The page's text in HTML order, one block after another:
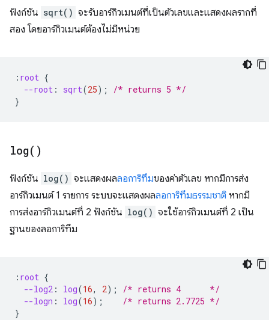
ฟังก์ชัน sqrt() จะรับอาร์กิวเมนต์ที่เป็นตัวเลขและแสดงผลรากที่
สอง โดยอาร์กิวเมนต์ต้องไม่มีหน่วย
: root {
--root : sqrt(25);
/* returns 5 */
}
log( )
ฟังก์ชัน log() จะแสดงผลลอการิทึมของค่าตัวเลข หากมีการส่ง
อาร์กิวเมนต์ 1 รายการ ระบบจะแสดงผลลอการิทึมธรรมชาติ หากมี
การส่งอาร์กิวเมนต์ที่ 2 ฟังก์ชัน log() จะใช้อาร์กิวเมนต์ที่ 2 เป็น
ฐานของลอการิทึม
: root {
--log2 : log(16, 2);
/* returns 4      */
--logn : log(16);
/* returns 2.7725 */
}